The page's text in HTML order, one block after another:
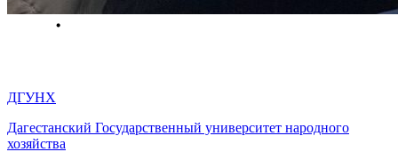
ДГУНХ
Дагестанский Государственный университет народного
хозяйства